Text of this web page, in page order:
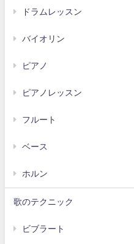
ドラムレッスン
バイオリン
ピアノ
ピアノレッスン
フルート
ベース
ホルン
歌のテクニック
ビブラート